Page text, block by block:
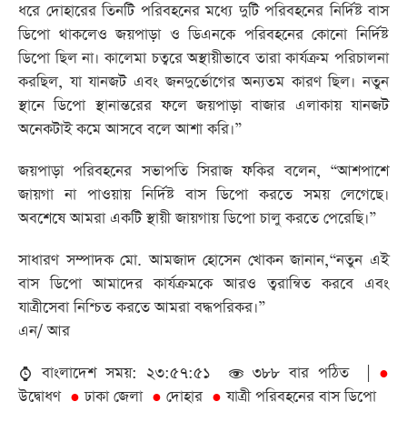
ধরে দোহারের তিনটি পরিবহনের মধ্যে দুটি পরিবহনের নির্দিষ্ট বাস
ডিপো থাকলেও জয়পাড়া ও ডিএনকে পরিবহনের কোনো নির্দিষ্ট
ডিপো ছিল না। কালেমা চত্বরে অস্থায়ীভাবে তারা কার্যক্রম পরিচালনা
করছিল, যা যানজট এবং জনদুর্ভোগের অন্যতম কারণ ছিল। নতুন
স্থানে ডিপো স্থানান্তরের ফলে জয়পাড়া বাজার এলাকায় যানজট
অনেকটাই কমে আসবে বলে আশা করি।”
জয়পাড়া পরিবহনের সভাপতি সিরাজ ফকির বলেন, “আশপাশে
জায়গা না পাওয়ায় নির্দিষ্ট বাস ডিপো করতে সময় লেগেছে।
অবশেষে আমরা একটি স্থায়ী জায়গায় ডিপো চালু করতে পেরেছি।”
সাধারণ সম্পাদক মো. আমজাদ হোসেন খোকন জানান,“নতুন এই
বাস ডিপো আমাদের কার্যক্রমকে আরও ত্বরান্বিত করবে এবং
যাত্রীসেবা নিশ্চিত করতে আমরা বদ্ধপরিকর।”
এন/ আর
বাংলাদেশ সময়: ২৩:৫৭:৫১
৩৮৮ বার পঠিত | ●
উদ্বোধণ ● ঢাকা জেলা ● দোহার ● যাত্রী পরিবহনের বাস ডিপো